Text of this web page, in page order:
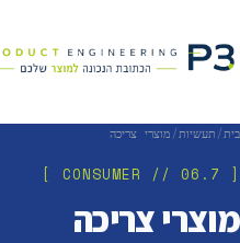
בית/תעשיות/מוצרי צריכה
[ 06.7 // CONSUMER ]
מוצרי צריכה